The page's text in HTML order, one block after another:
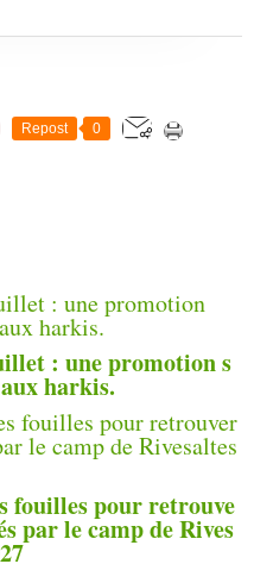
Repost 0
: une promotion s
harkis.
fouilles pour retrouve
par le camp de Rives